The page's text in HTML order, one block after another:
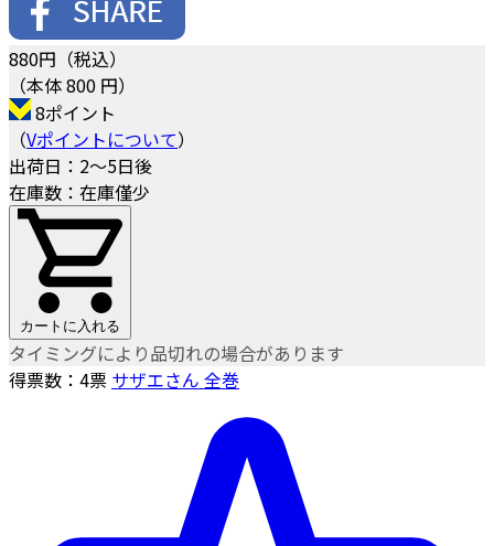
880円（税込）
（本体 800 円）
8ポイント
（Vポイントについて）
出荷日：2～5日後
在庫数：在庫僅少
カートに入れる
タイミングにより品切れの場合があります
得票数： 4票 サザエさん 全巻